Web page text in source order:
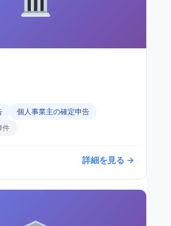
個人事業主の確定申告
件
詳細を見る →